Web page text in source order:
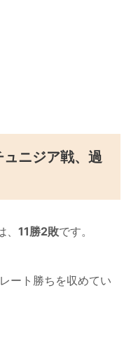
ニジア戦、過
11勝2敗です。
ート勝ちを収めてい